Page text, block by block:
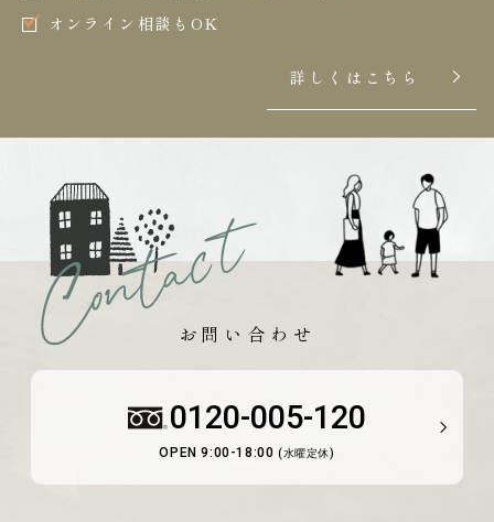
オンライン相談もOK
詳しくはこちら
お問い合わせ
0120-005-120
OPEN 9:00-18:00 (水曜定休)